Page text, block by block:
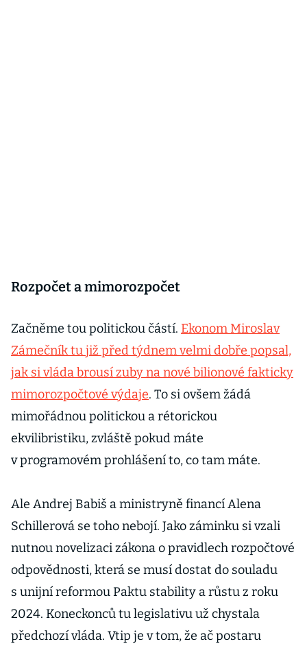
Rozpočet a mimorozpočet
Začněme tou politickou částí. Ekonom Miroslav
Zámečník tu již před týdnem velmi dobře popsal,
jak si vláda brousí zuby na nové bilionové fakticky
mimorozpočtové výdaje. To si ovšem žádá
mimořádnou politickou a rétorickou
ekvilibristiku, zvláště pokud máte
v programovém prohlášení to, co tam máte.
Ale Andrej Babiš a ministryně financí Alena
Schillerová se toho nebojí. Jako záminku si vzali
nutnou novelizaci zákona o pravidlech rozpočtové
odpovědnosti, která se musí dostat do souladu
s unijní reformou Paktu stability a růstu z roku
2024. Koneckonců tu legislativu už chystala
předchozí vláda. Vtip je v tom, že ač postaru